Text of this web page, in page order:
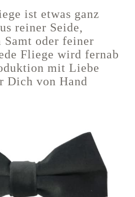
ist etwas ganz
reiner Seide,
Samt oder feiner
Fliege wird fernab
mit Liebe
Dich von Hand